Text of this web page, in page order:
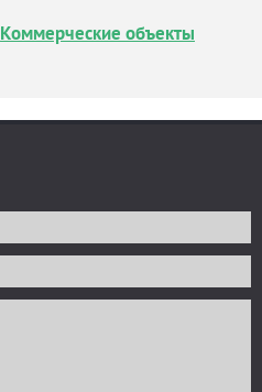
Коммерческие объекты